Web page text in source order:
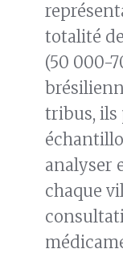
totalité
(50 000-
tribus, ils
analyser
chaque